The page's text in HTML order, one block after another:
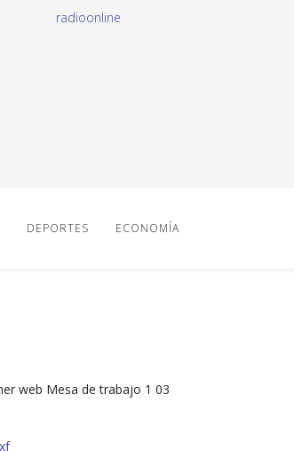
DEPORTES ECONOMÍA